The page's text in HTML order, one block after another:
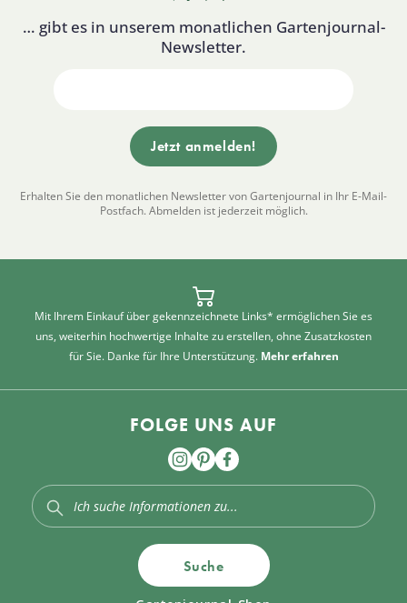
… gibt es in unserem monatlichen Gartenjournal-
Newsletter.
Erhalten Sie den monatlichen Newsletter von Gartenjournal in Ihr E-Mail-
Postfach. Abmelden ist jederzeit möglich.
Mit Ihrem Einkauf über gekennzeichnete Links* ermöglichen Sie es
uns, weiterhin hochwertige Inhalte zu erstellen, ohne Zusatzkosten
für Sie. Danke für Ihre Unterstützung. Mehr erfahren
FOLGE UNS AUF
Suche